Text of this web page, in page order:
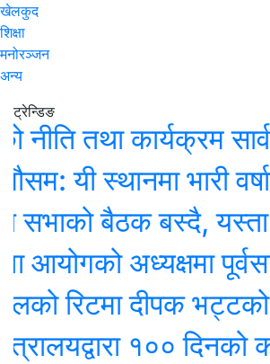
खेलकुद
शिक्षा
मनोरञ्जन
अन्य
ट्रेन्डिङ
तथा कार्यक्रम
स्थानमा भारी वर्षाको
बैठक बस्दै, यस्ता
अध्यक्षमा
रिटमा दीपक भट्टको
१०० दिनको